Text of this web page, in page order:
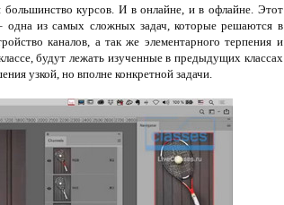
курсов. И в онлайне, и в офлайне. Этот
одна из самых сложных задач, которые решаются в
каналов, а так же элементарного терпения и
будут лежать изученные в предыдущих классах
узкой, но вполне конкретной задачи.